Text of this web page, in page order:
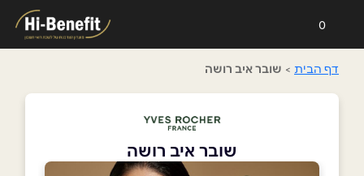
0
דף הבית > שובר איב רושה
שובר איב רושה